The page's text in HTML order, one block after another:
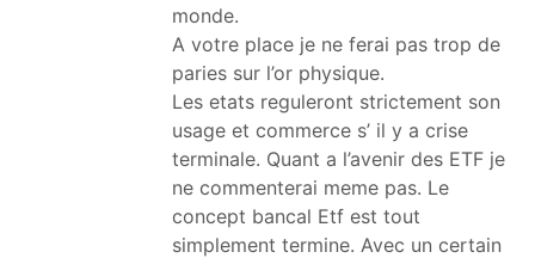
monde.
A votre place je ne ferai pas trop de
paries sur l’or physique.
Les etats reguleront strictement son
usage et commerce s’ il y a crise
terminale. Quant a l’avenir des ETF je
ne commenterai meme pas. Le
concept bancal Etf est tout
simplement termine. Avec un certain